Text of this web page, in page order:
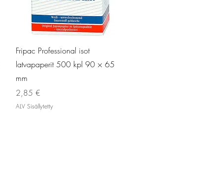
Pikakatselu
Fripac Professional isot
latvapaperit 500 kpl 90 × 65
mm
Hinta
2,85 €
ALV Sisällytetty